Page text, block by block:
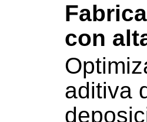
con
aditiva